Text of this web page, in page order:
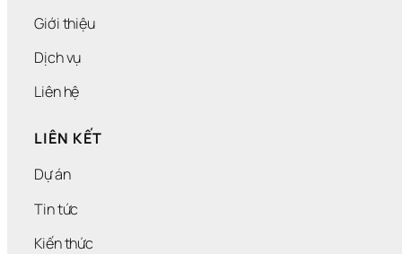
Giới thiệu
Dịch vụ
Liên hệ
LIÊN KẾT
Dự án
Tin tức
Kiến thức